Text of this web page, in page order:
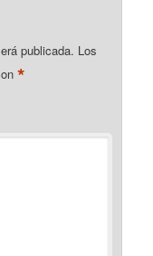
publicada. Los
*